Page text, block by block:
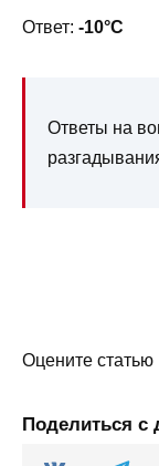
Ответ: -10°С
Ответы на
Оцените статью
Поделиться с